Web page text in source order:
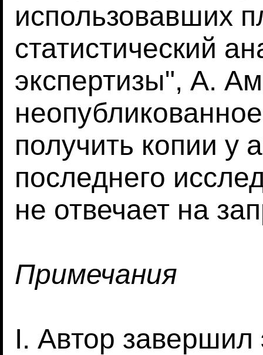
использовавших
статистический
экспертизы", А.
получить копии у
последнего
не отвечает на
Примечания
I. Автор завершил